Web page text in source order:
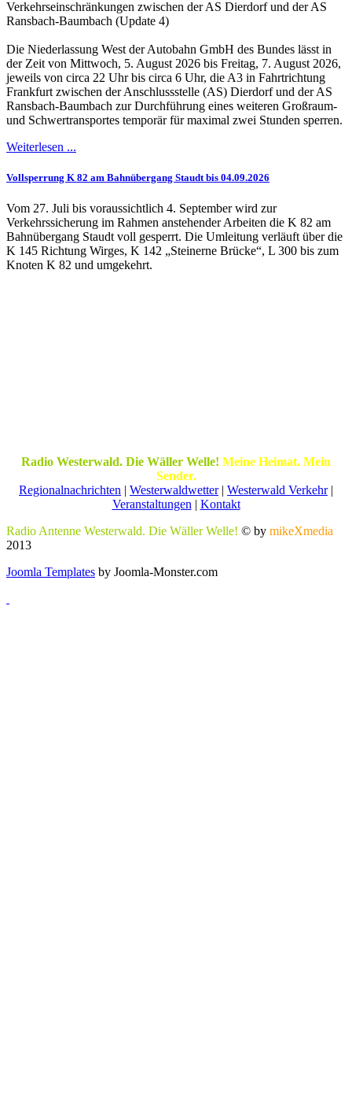
Verkehrseinschränkungen zwischen der AS Dierdorf und der AS
Ransbach-Baumbach (Update 4)
Die Niederlassung West der Autobahn GmbH des Bundes lässt in
der Zeit von Mittwoch, 5. August 2026 bis Freitag, 7. August 2026,
jeweils von circa 22 Uhr bis circa 6 Uhr, die A3 in Fahrtrichtung
Frankfurt zwischen der Anschlussstelle (AS) Dierdorf und der AS
Ransbach-Baumbach zur Durchführung eines weiteren Großraum-
und Schwertransportes temporär für maximal zwei Stunden sperren.
Weiterlesen ...
Vollsperrung K 82 am Bahnübergang Staudt bis 04.09.2026
Vom 27. Juli bis voraussichtlich 4. September wird zur
Verkehrssicherung im Rahmen anstehender Arbeiten die K 82 am
Bahnübergang Staudt voll gesperrt. Die Umleitung verläuft über die
K 145 Richtung Wirges, K 142 „Steinerne Brücke“, L 300 bis zum
Knoten K 82 und umgekehrt.
Radio Westerwald. Die Wäller Welle! Meine Heimat. Mein
Sender.
Regionalnachrichten
Westerwaldwetter| Westerwald Verkehr|
Veranstaltungen| Kontakt
Radio Antenne Westerwald. Die Wäller Welle! © by mikeXmedia
2013
Joomla Templates by Joomla-Monster.com